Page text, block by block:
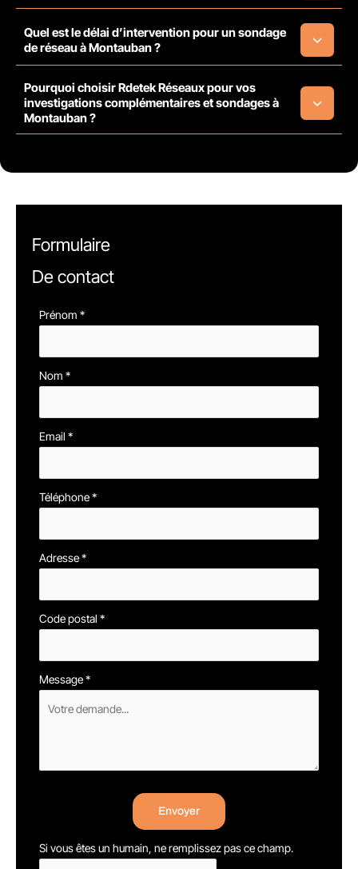
Quel est le délai d’intervention pour un sondage
de réseau à Montauban ?
Pourquoi choisir Rdetek Réseaux pour vos
investigations complémentaires et sondages à
Montauban ?
Formulaire
De contact
Formulaire
avec
téléphone
Prénom *
Nom *
Email *
Téléphone*
Adresse*
Code postal *
Message*
Envoyer
Si vous êtes un humain, ne remplissez pas ce champ.